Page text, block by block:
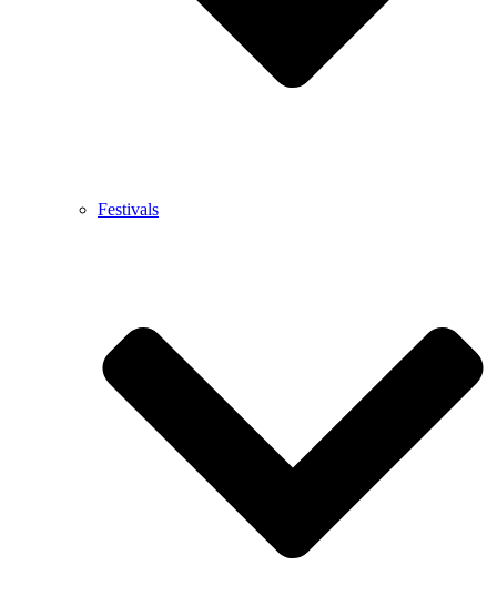
Festivals